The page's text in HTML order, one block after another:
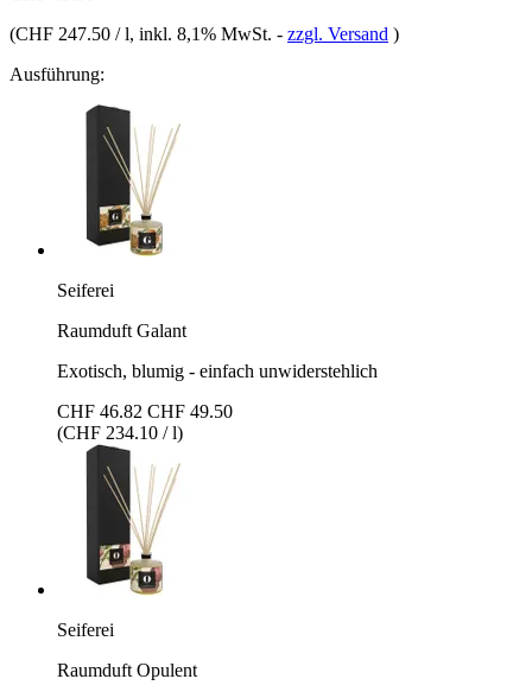
(CHF 247.50 / l, inkl. 8,1% MwSt. - zzgl. Versand )
Ausführung:
Seiferei
Raumduft Galant
Exotisch, blumig - einfach unwiderstehlich
CHF 46.82 CHF 49.50
(CHF 234.10 / l)
Seiferei
Raumduft Opulent